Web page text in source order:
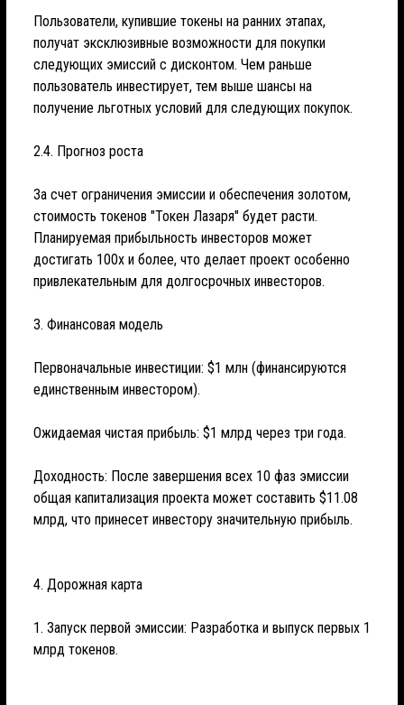
Пользователи, купившие токены на ранних этапах,
получат эксклюзивные возможности для покупки
следующих эмиссий с дисконтом. Чем раньше
пользователь инвестирует, тем выше шансы на
получение льготных условий для следующих покупок.
2.4. Прогноз роста
За счет ограничения эмиссии и обеспечения золотом,
стоимость токенов "Токен Лазаря" будет расти.
Планируемая прибыльность инвесторов может
достигать 100x и более, что делает проект особенно
привлекательным для долгосрочных инвесторов.
3. Финансовая модель
Первоначальные инвестиции: $1 млн (финансируются
единственным инвестором).
Ожидаемая чистая прибыль: $1 млрд через три года.
Доходность: После завершения всех 10 фаз эмиссии
общая капитализация проекта может составить $11.08
млрд, что принесет инвестору значительную прибыль.
4. Дорожная карта
1. Запуск первой эмиссии: Разработка и выпуск первых 1
млрд токенов.